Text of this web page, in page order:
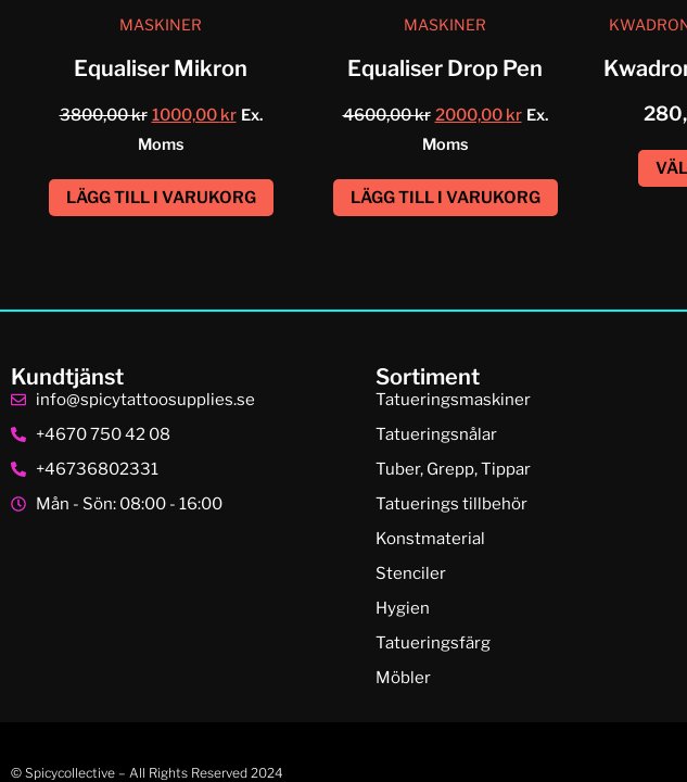
MASKINER
Equaliser Mikron
3800,00kr 1000,00 kr Ex.
Moms
LÄGG TILL I VARUKORG
MASKINER
Equaliser Drop Pen
4600,00kr 2000,00 kr Ex.
Moms
LÄGG TILL I VARUKORG
Kundtjänst
info@spicytattoosupplies.se
+4670 750 42 08
+46736802331
Mån - Sön: 08:00 - 16:00
Sortiment
Tatueringsmaskiner
Tatueringsnålar
Tuber, Grepp, Tippar
Tatuerings tillbehör
Konstmaterial
Stenciler
Hygien
Tatueringsfärg
Möbler
© Spicycollective – All Rights Reserved 2024